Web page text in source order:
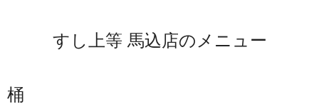
東京都大田区山王４丁目
すし上等 馬込店のメニュー
桶